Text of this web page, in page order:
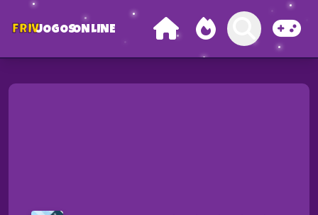
FRIVJOGOSONLINE